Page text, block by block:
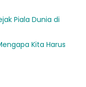
Piala Dunia di
Kita Harus